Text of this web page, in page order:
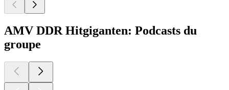
AMV DDR Hitgiganten: Podcasts du
groupe